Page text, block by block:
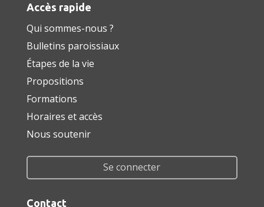
Accès rapide
Qui sommes-nous ?
Bulletins paroissiaux
Étapes de la vie
Propositions
Formations
Horaires et accès
Nous soutenir
Se connecter
Contact